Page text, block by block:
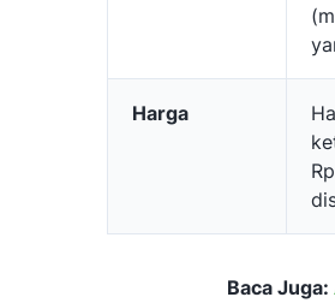
Harga
Baca Juga: